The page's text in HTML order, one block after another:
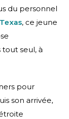
du personnel
, ce jeune
tout seul, à
pour
son arrivée,